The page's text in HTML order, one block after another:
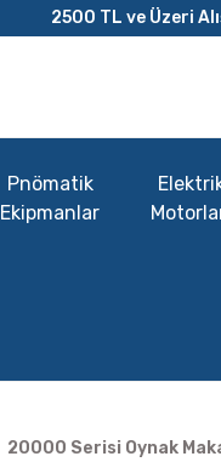
2500 TL ve Üzeri
Pnömatik
Ekipmanlar
20000 Serisi Oynak